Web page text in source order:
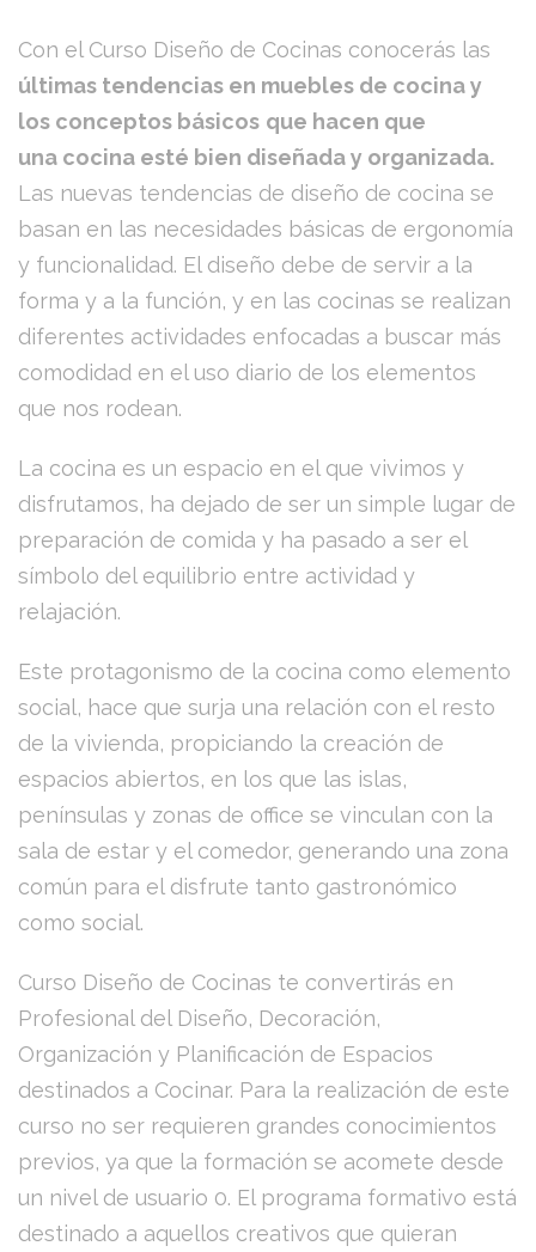
Con el Curso Diseño de Cocinas conocerás las
últimas tendencias en muebles de cocina y
los conceptos básicos que hacen que
una cocina esté bien diseñada y organizada.
Las nuevas tendencias de diseño de cocina se
basan en las necesidades básicas de ergonomía
y funcionalidad. El diseño debe de servir a la
forma y a la función, y en las cocinas se realizan
diferentes actividades enfocadas a buscar más
comodidad en el uso diario de los elementos
que nos rodean.
La cocina es un espacio en el que vivimos y
disfrutamos, ha dejado de ser un simple lugar de
preparación de comida y ha pasado a ser el
símbolo del equilibrio entre actividad y
relajación.
Este protagonismo de la cocina como elemento
social, hace que surja una relación con el resto
de la vivienda, propiciando la creación de
espacios abiertos, en los que las islas,
penínsulas y zonas de office se vinculan con la
sala de estar y el comedor, generando una zona
común para el disfrute tanto gastronómico
como social.
Curso Diseño de Cocinas te convertirás en
Profesional del Diseño, Decoración,
Organización y Planificación de Espacios
destinados a Cocinar. Para la realización de este
curso no ser requieren grandes conocimientos
previos, ya que la formación se acomete desde
un nivel de usuario 0. El programa formativo está
destinado a aquellos creativos que quieran